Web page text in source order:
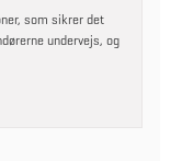
som sikrer det
undervejs, og